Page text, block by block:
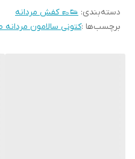
دسته‌بندی: 👟👞 کفش مردانه
برچسب‌ها :کتونی سالامون